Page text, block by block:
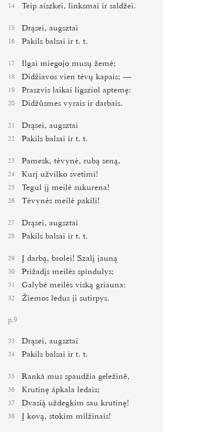
14 Teip aiszkei, linksmai ir saldžei.
15 Drąsei, augsztai
16 Pakils balsai ir t. t.
17 Ilgai miegojo musų žemė;
18 Didžiavos vien tėvų kapais; ―
19 Praszvis laikai ligsziol aptemę:
20 Didžůsmes vyrais ir darbais.
21 Drąsei, augsztai
22 Pakils balsai ir t. t.
23 Pamesk, tėvynė, rubą seną,
24 Kurį užvilko svetimi!
25 Tegul jį meilė sukurena!
26 Tėvynės meilė pakili!
27 Drąsei, augsztai
28 Pakils balsai ir t. t.
29 Į darbą, brolei! Szalį jauną
30 Prižadįs meilės spindulys;
31 Galybė meilės viską griauna:
32 Žiemos ledus ji sutirpys.
p.9
33 Drąsei, augsztai
34 Pakils balsai ir t. t.
35 Rankà mus spaudžia geležinē,
36 Krutinę ápkala ledais;
37 Dvasi uždegkim sau krutinę!
38 Į kovą, stokim milžinais!